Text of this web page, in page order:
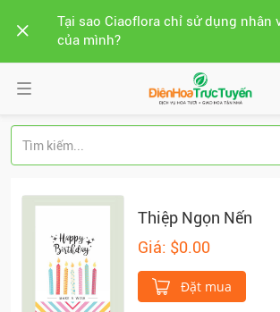
Tại sao Ciaoflora chỉ sử dụng nhân
của mình?
Thiệp Ngọn Nến
Giá: $0.00
Đặt mua